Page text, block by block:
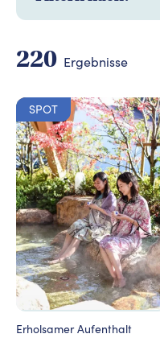
220 Ergebnisse
SPOT
Erholsamer Aufenthalt